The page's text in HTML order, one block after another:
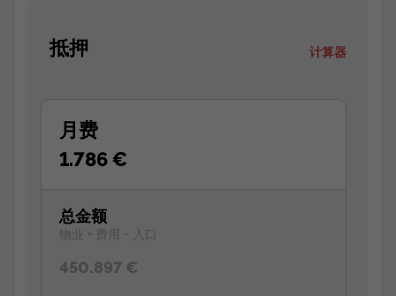
抵押 计算器
月费
1.786 €
总金额
物业 + 费用 - 入口
450.897 €